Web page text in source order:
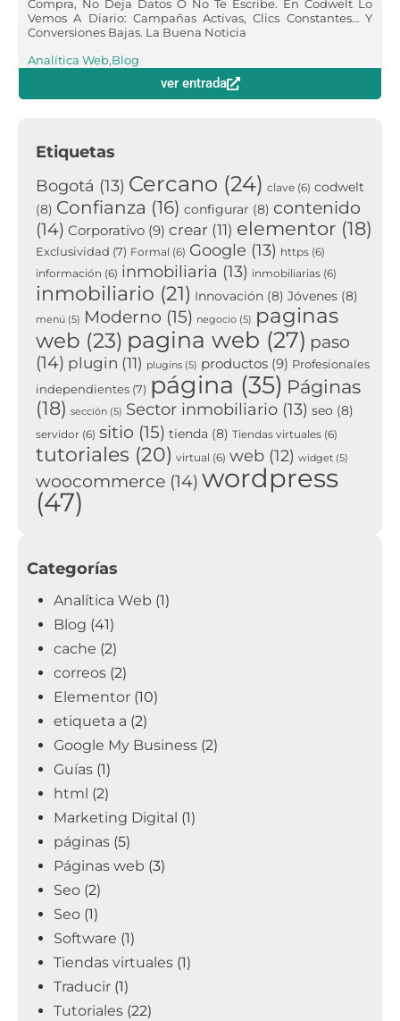
Compra, No Deja Datos O No Te Escribe. En Codwelt Lo
Vemos A Diario: Campañas Activas, Clics Constantes… Y
Conversiones Bajas. La Buena Noticia
Analítica Web,Blog
ver entrada
Etiquetas
Bogotá (13) Cercano (24) clave (6) codwelt
(8) Confianza (16) configurar (8) contenido
(14) Corporativo (9) crear (11) elementor (18)
Exclusividad (7) Formal (6) Google (13) https (6)
información (6) inmobiliaria (13) inmobiliarias (6)
inmobiliario (21) Innovación (8) Jóvenes (8)
menú (5) Moderno (15) negocio (5) paginas
web (23) pagina web (27) paso
(14) plugin (11) plugins (5) productos (9) Profesionales
independientes (7) página (35) Páginas
(18) sección (5) Sector inmobiliario (13) seo (8)
servidor (6) sitio (15) tienda (8) Tiendas virtuales (6)
tutoriales (20) virtual (6) web (12) widget (5)
woocommerce (14) wordpress
(47)
Categorías
Analítica Web (1)
Blog (41)
cache (2)
correos (2)
Elementor (10)
etiqueta a (2)
Google My Business (2)
Guías (1)
html (2)
Marketing Digital (1)
páginas (5)
Páginas web (3)
Seo (2)
Seo (1)
Software (1)
Tiendas virtuales (1)
Traducir (1)
Tutoriales (22)